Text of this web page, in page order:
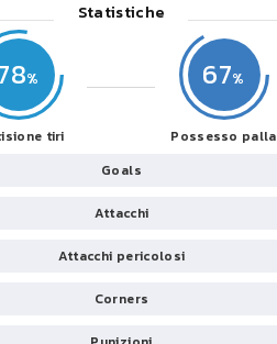
Statistiche
tiri
67
Possesso palla
Goals
Attacchi
Attacchi pericolosi
Corners